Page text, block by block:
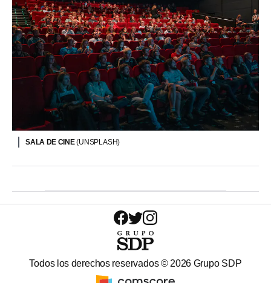
SALA DE CINE(UNSPLASH)
Todos los derechos reservados ©2026 Grupo SDP